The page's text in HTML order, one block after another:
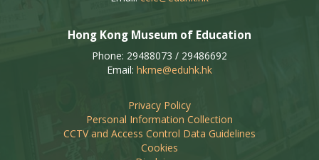
Hong Kong Museum of Education
Phone: 29488073 / 29486692
Email: hkme@eduhk.hk
Privacy Policy
Personal Information Collection
CCTV and Access Control Data Guidelines
Cookies